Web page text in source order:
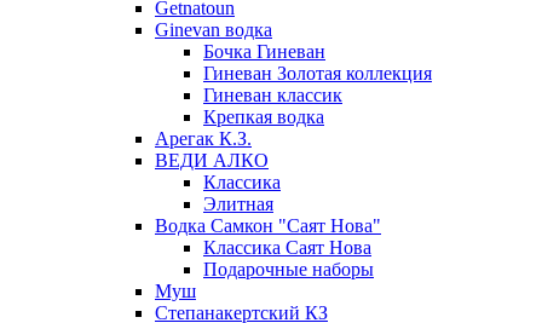
Getnatoun
Ginevan водка
Бочка Гиневан
Гиневан Золотая коллекция
Гиневан классик
Крепкая водка
Арегак К.З.
ВЕДИ АЛКО
Классика
Элитная
Водка Самкон "Саят Нова"
Классика Саят Нова
Подарочные наборы
Муш
Степанакертский КЗ